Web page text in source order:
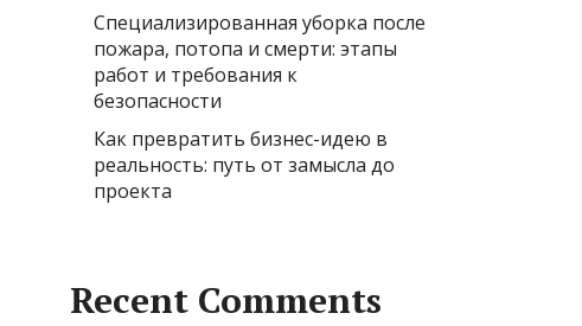
Специализированная уборка после
пожара, потопа и смерти: этапы
работ и требования к
безопасности
Как превратить бизнес-идею в
реальность: путь от замысла до
проекта
Recent Comments